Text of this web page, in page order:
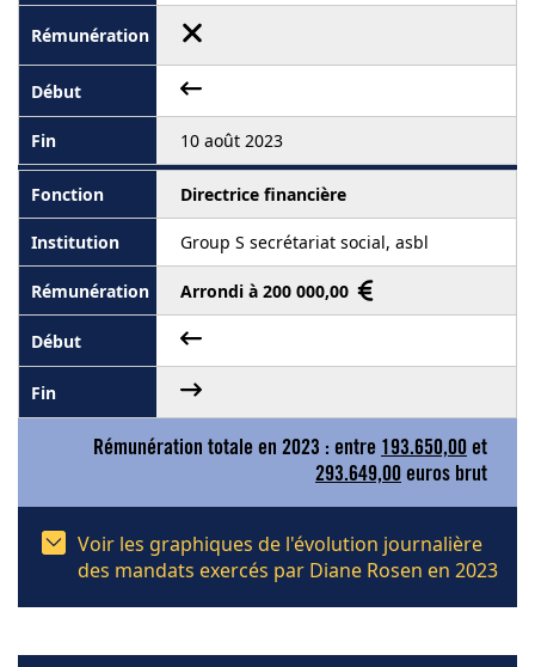
10 août 2023
Directrice financière
Group S secrétariat social, asbl
Arrondi à 200 000,00
Rémunération totale en 2023 : entre 193.650,00 et
293.649,00 euros brut
Voir les graphiques de l'évolution journalière
des mandats exercés par Diane Rosen en 2023